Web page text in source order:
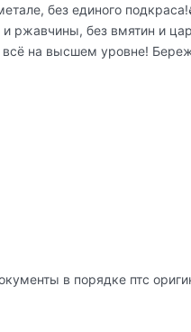
без единого
и ржавчины, без вмятин и
на высшем уровне!
в порядке птс